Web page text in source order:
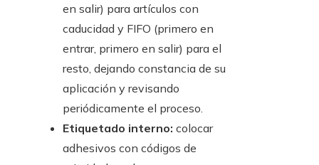
en salir) para artículos con
caducidad y FIFO (primero en
entrar, primero en salir) para el
resto, dejando constancia de su
aplicación y revisando
periódicamente el proceso.
Etiquetado interno: colocar
adhesivos con códigos de